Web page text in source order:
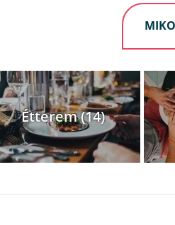
Étterem (14)